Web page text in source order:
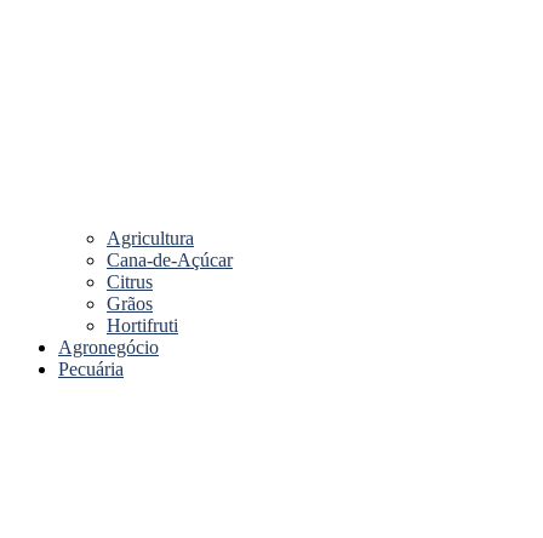
Agricultura
Cana-de-Açúcar
Citrus
Grãos
Hortifruti
Agronegócio
Pecuária